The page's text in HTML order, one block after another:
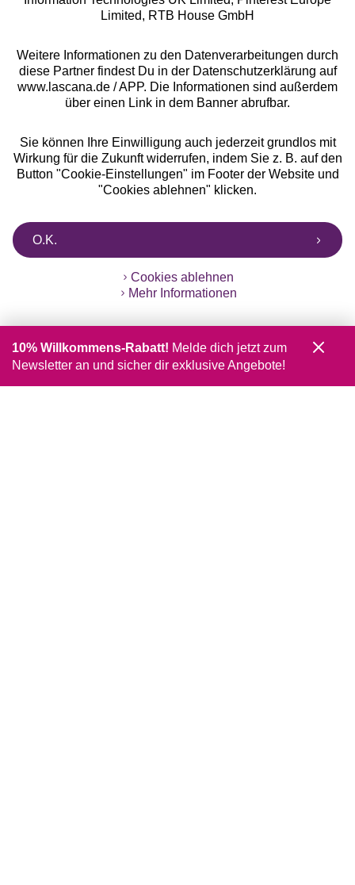
Limited, RTB House GmbH
Weitere Informationen zu den Datenverarbeitungen durch
diese Partner findest Du in der Datenschutzerklärung auf
www.lascana.de / APP. Die Informationen sind außerdem
über einen Link in dem Banner abrufbar.
Sie können Ihre Einwilligung auch jederzeit grundlos mit
Wirkung für die Zukunft widerrufen, indem Sie z. B. auf den
Button "Cookie-Einstellungen" im Footer der Website und
"Cookies ablehnen" klicken.
O.K.
Cookies ablehnen
Mehr Informationen
10% Willkommens-Rabatt! Melde dich jetzt zum
Newsletter an und sicher dir exklusive Angebote!